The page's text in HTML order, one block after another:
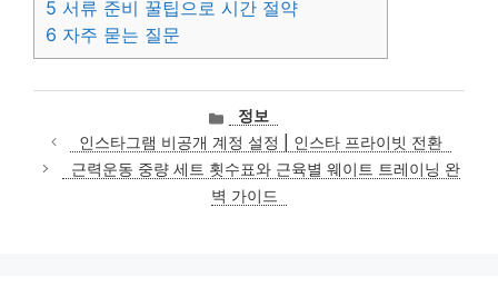
5 서류 준비 꿀팁으로 시간 절약
6 자주 묻는 질문
카
테
고
리
정보
인스타그램 비공개 계정 설정 | 인스타 프라이빗 전환
근력운동 중량 세트 횟수표와 근육별 웨이트 트레이닝 완
벽 가이드